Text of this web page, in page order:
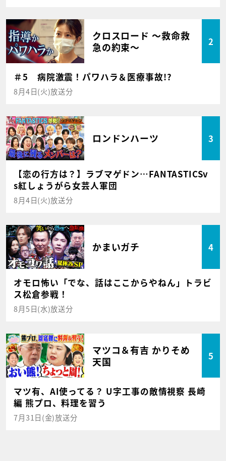
クロスロード ～救命救
急の約束～
2
＃5 病院激震！パワハラ＆医療事故!?
8月4日(火)放送分
ロンドンハーツ 3
【恋の行方は？】ラブマゲドン…FANTASTICSv
s紅しょうがら女芸人軍団
8月4日(火)放送分
かまいガチ 4
オモロ怖い「でな、話はここからやねん」トラビ
ス松倉参戦！
8月5日(水)放送分
マツコ＆有吉 かりそめ
天国
5
マツ有、AI使ってる？ U字工事の敵情視察 長崎
編 熊プロ、料理を習う
7月31日(金)放送分